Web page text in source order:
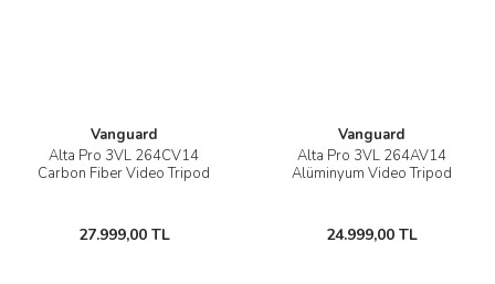
Vanguard
Alta Pro 3VL 264CV14
Carbon Fiber Video Tripod
27.999,00 TL
Vanguard
Alta Pro 3VL 264AV14
Alüminyum Video Tripod
24.999,00 TL